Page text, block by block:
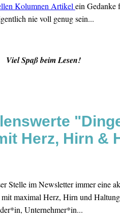
Kolumnen Artikel ein Gedanke
nie voll genug sein...
Viel Spaß beim Lesen!
Herz, Hirn &
Stelle im Newsletter immer eine
maximal Herz, Hirn und
Unternehmer*in...